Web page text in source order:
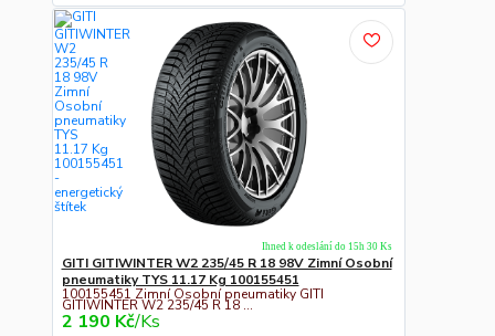
GITI GITIWINTER W2 235/45 R 18 98V Zimní Osobní
pneumatiky TYS 11.17 Kg 100155451
100155451 Zimní Osobní pneumatiky GITI
GITIWINTER W2 235/45 R 18 ...
2 190 Kč/Ks
Ihned k odeslání do 15h 30 Ks